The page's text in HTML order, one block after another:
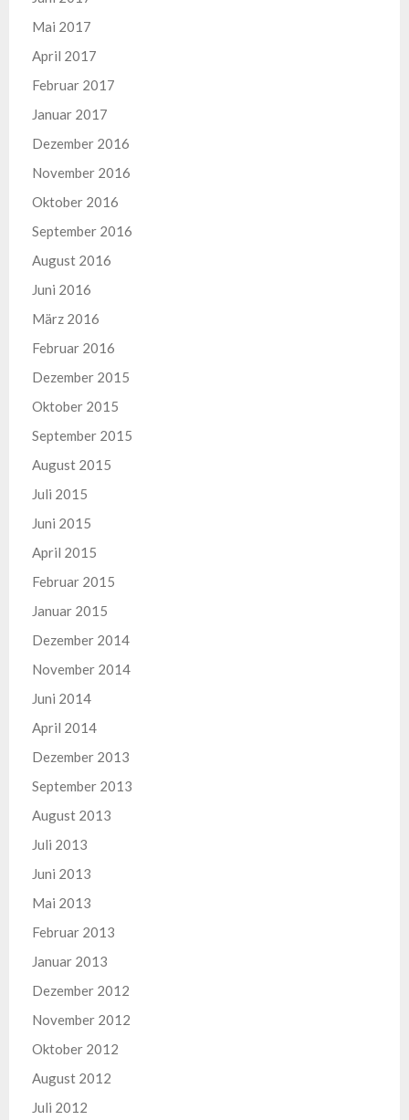
Mai 2017
April 2017
Februar 2017
Januar 2017
Dezember 2016
November 2016
Oktober 2016
September 2016
August 2016
Juni 2016
März 2016
Februar 2016
Dezember 2015
Oktober 2015
September 2015
August 2015
Juli 2015
Juni 2015
April 2015
Februar 2015
Januar 2015
Dezember 2014
November 2014
Juni 2014
April 2014
Dezember 2013
September 2013
August 2013
Juli 2013
Juni 2013
Mai 2013
Februar 2013
Januar 2013
Dezember 2012
November 2012
Oktober 2012
August 2012
Juli 2012